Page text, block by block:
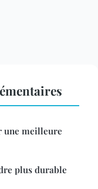
une meilleure
plus durable